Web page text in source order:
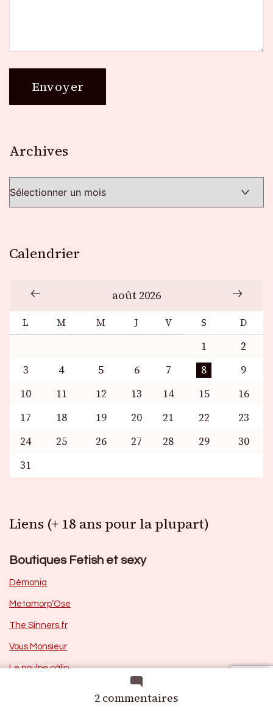
2 commentaires
Archives
Calendrier
août 2026
L M M J V S D
1
2
3
4 5 6 7 8
9
10
11 12 13 14 15
16
17
18 19 20 21 22
23
24
25 26 27 28 29
30
31
Liens (+ 18 ans pour la plupart)
Boutiques Fetish et sexy
Dèmonia
Metamorp’Ose
The Sinners.fr
Vous Monsieur
Le poulpe câlin